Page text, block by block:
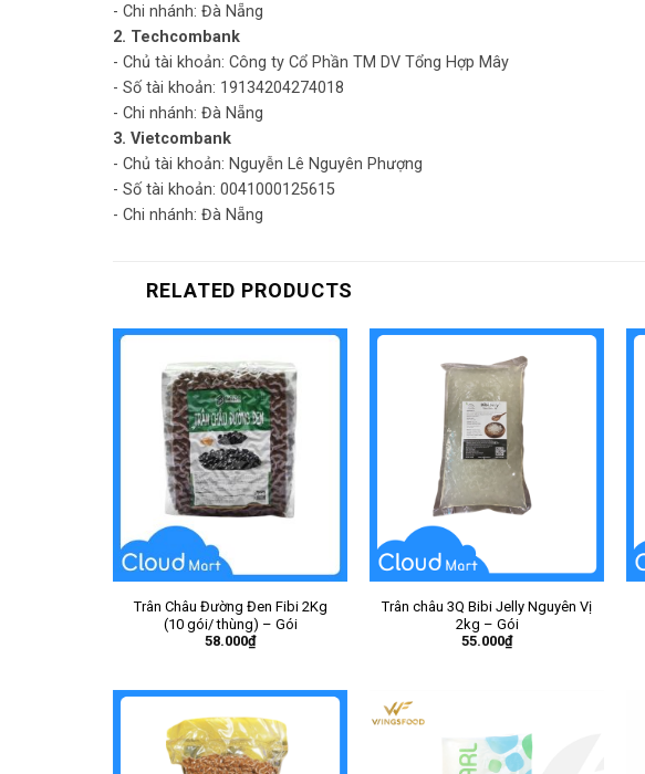
- Chi nhánh: Đà Nẵng
2. Techcombank
- Chủ tài khoản: Công ty Cổ Phần TM DV Tổng Hợp Mây
- Số tài khoản: 19134204274018
- Chi nhánh: Đà Nẵng
3. Vietcombank
- Chủ tài khoản: Nguyễn Lê Nguyên Phượng
- Số tài khoản: 0041000125615
- Chi nhánh: Đà Nẵng
RELATED PRODUCTS
Trân Châu Đường Đen Fibi 2Kg
(10 gói/ thùng) – Gói
58.000₫
Trân châu 3Q Bibi Jelly Nguyên Vị
2kg – Gói
55.000₫